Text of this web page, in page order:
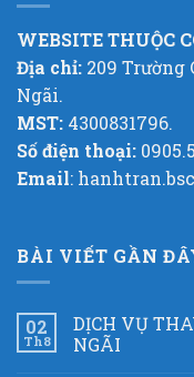
WEBSITE THUỘC
Địa chỉ: 209 Trường
Ngãi.
MST: 4300831796.
Số điện thoại:
Email:
BÀI VIẾT GẦN
02
Th8
DỊCH VỤ
NGÃI